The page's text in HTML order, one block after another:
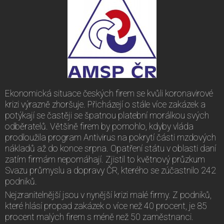
Ekonomická situace českých firem se kvůli koronavirové
krizi výrazně zhoršuje. Přicházejí o stále více zakázek a
potýkají se častěji se špatnou platební morálkou svých
odběratelů. Většině firem by pomohlo, kdyby vláda
prodloužila program Antivirus na pokrytí části mzdových
nákladů až do konce srpna. Opatření státu v oblasti daní
zatím firmám nepomáhají. Zjistil to květnový průzkum
Svazu průmyslu a dopravy ČR, kterého se zúčastnilo 242
podniků.
Nejzranitelnější jsou v nynější krizi malé firmy. Z podniků,
které hlásí propad zakázek o více než 40 procent, je 85
procent malých firem s méně než 50 zaměstnanci.